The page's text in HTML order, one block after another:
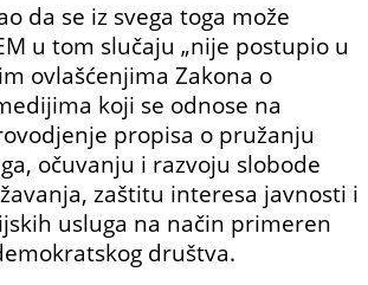
da se iz svega toga može
u tom slučaju „nije postupio u
ovlašćenjima Zakona o
koji se odnose na
propisa o pružanju
očuvanju i razvoju slobode
zaštitu interesa javnosti i
usluga na način primeren
društva.